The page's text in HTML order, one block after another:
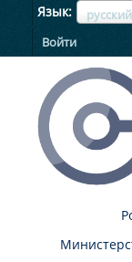
Язык русский
ЯзыкЯзык
Войти